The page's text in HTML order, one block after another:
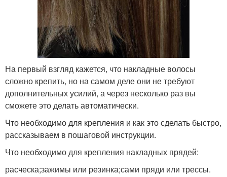
На первый взгляд кажется, что накладные волосы
сложно крепить, но на самом деле они не требуют
дополнительных усилий, а через несколько раз вы
сможете это делать автоматически.
Что необходимо для крепления и как это сделать быстро,
рассказываем в пошаговой инструкции.
Что необходимо для крепления накладных прядей:
расческа;зажимы или резинка;сами пряди или трессы.